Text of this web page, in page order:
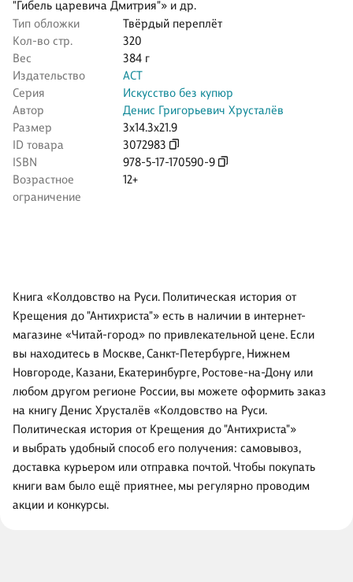
"Гибель царевича Дмитрия"» и др.
Тип обложки
Твёрдый переплёт
Кол-во стр.
320
Вес
384 г
Издательство
АСТ
Серия
Искусство без купюр
Автор
Денис Григорьевич Хрусталёв
Размер
3x14.3x21.9
ID товара
3072983
ISBN
978-5-17-170590-9
Возрастное
ограничение
12+
Книга «Колдовство на Руси. Политическая история от
Крещения до "Антихриста"» есть в наличии в интернет-
магазине «Читай-город» по привлекательной цене. Если
вы находитесь в Москве, Санкт-Петербурге, Нижнем
Новгороде, Казани, Екатеринбурге, Ростове-на-Дону или
любом другом регионе России, вы можете оформить заказ
на книгу Денис Хрусталёв «Колдовство на Руси.
Политическая история от Крещения до "Антихриста"»
и выбрать удобный способ его получения: самовывоз,
доставка курьером или отправка почтой. Чтобы покупать
книги вам было ещё приятнее, мы регулярно проводим
акции и конкурсы.